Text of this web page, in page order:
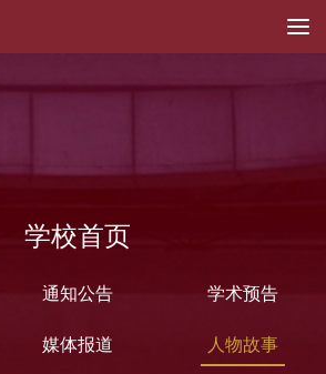
学校首页
通知公告 学术预告
媒体报道 人物故事